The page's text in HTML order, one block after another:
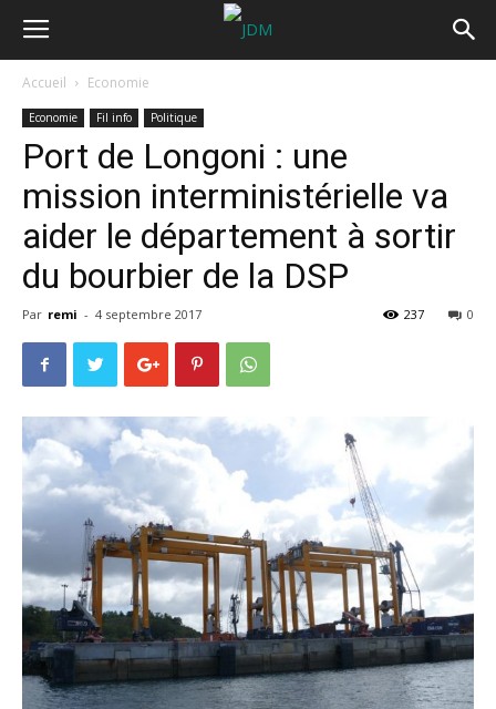
Accueil Economie
Economie Fil info Politique
Port de Longoni : une
mission interministérielle va
aider le département à sortir
du bourbier de la DSP
Par remi - 4 septembre 2017 0
237